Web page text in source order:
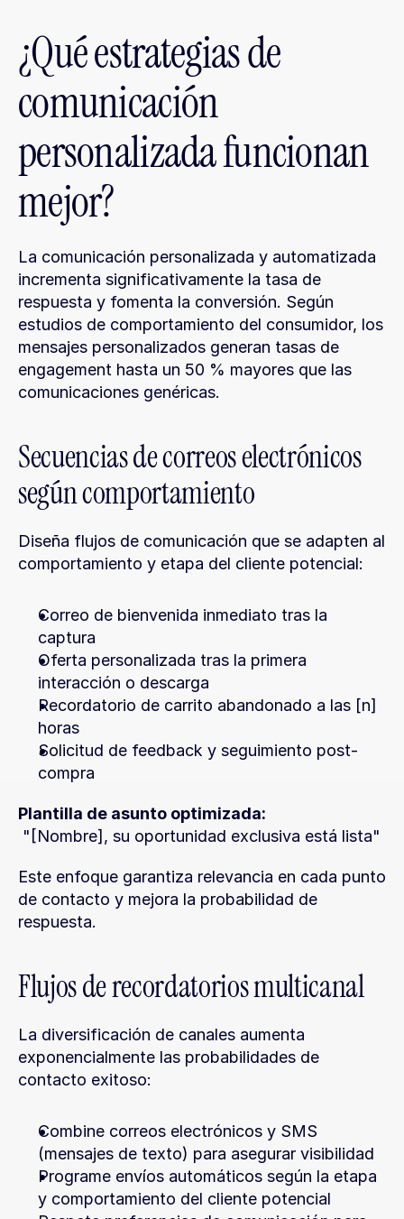
¿Qué estrategias de
comunicación
personalizada funcionan
mejor?
La comunicación personalizada y automatizada
incrementa significativamente la tasa de
respuesta y fomenta la conversión. Según
estudios de comportamiento del consumidor, los
mensajes personalizados generan tasas de
engagement hasta un 50 % mayores que las
comunicaciones genéricas.
Secuencias de correos electrónicos
según comportamiento
Diseña flujos de comunicación que se adapten al
comportamiento y etapa del cliente potencial:
Correo de bienvenida inmediato tras la
captura
Oferta personalizada tras la primera
interacción o descarga
Recordatorio de carrito abandonado a las [n]
horas
Solicitud de feedback y seguimiento post-
compra
Plantilla de asunto optimizada:
"[Nombre], su oportunidad exclusiva está lista"
Este enfoque garantiza relevancia en cada punto
de contacto y mejora la probabilidad de
respuesta.
Flujos de recordatorios multicanal
La diversificación de canales aumenta
exponencialmente las probabilidades de
contacto exitoso:
Combine correos electrónicos y SMS
(mensajes de texto) para asegurar visibilidad
Programe envíos automáticos según la etapa
y comportamiento del cliente potencial